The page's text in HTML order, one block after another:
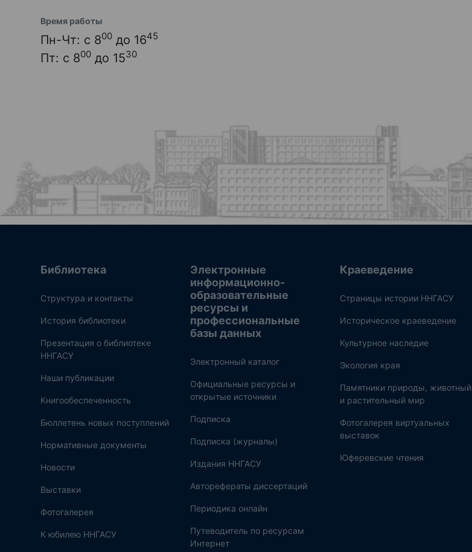
Время работы
Пн-Чт: с 800 до 1645
Пт: с 800 до 1530
Библиотека
Структура и контакты
История библиотеки
Презентация о библиотеке
ННГАСУ
Наши публикации
Книгообеспеченность
Бюллетень новых поступлений
Нормативные документы
Новости
Выставки
Фотогалерея
К юбилею ННГАСУ
Электронные
информационно-
образовательные
ресурсы и
профессиональные
базы данных
Электронный каталог
Официальные ресурсы и
открытые источники
Подписка
Подписка (журналы)
Издания ННГАСУ
Авторефераты диссертаций
Периодика онлайн
Путеводитель по ресурсам
Интернет
Краеведение
Страницы истории ННГАСУ
Историческое краеведение
Культурное наследие
Экология края
Памятники природы, животный
и растительный мир
Фотогалерея виртуальных
выставок
Юферевские чтения